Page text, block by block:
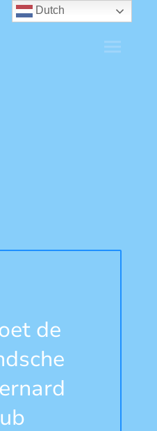
de
Dutch